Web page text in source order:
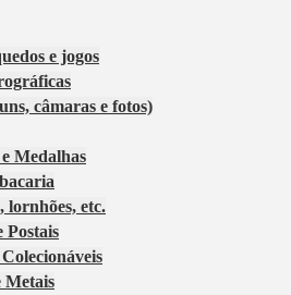
e jogos
câmaras e fotos)
Medalhas
lornhões, etc.
Postais
Metais